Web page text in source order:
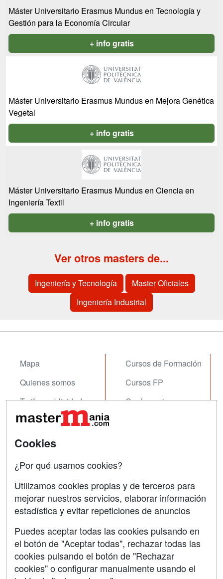
Máster Universitario Erasmus Mundus en Tecnología y
Gestión para la Economía Circular
+ info gratis
Máster Universitario Erasmus Mundus en Mejora Genética
Vegetal
+ info gratis
Máster Universitario Erasmus Mundus en Ciencia en
Ingeniería Textil
+ info gratis
Ver otros masters de...
Ingeniería y Tecnología
Master Oficiales
Ingeniería Industrial
Mapa
Quienes somos
Tarifas publicidad
Acceso Usuarios
Acceso Centros
Cursos de Formación
Cursos FP
Conferencias
Contactar
Confidencialidad
Aviso legal
Copyleft
Cookies
¿Por qué usamos cookies?
Utilizamos cookies propias y de terceros para
mejorar nuestros servicios, elaborar información
estadística y evitar repeticiones de anuncios
Puedes aceptar todas las cookies pulsando en
el botón de "Aceptar todas", rechazar todas las
cookies pulsando el botón de "Rechazar
cookies" o configurar manualmente usando el